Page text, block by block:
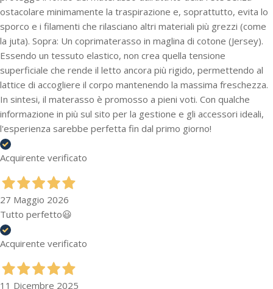
ostacolare minimamente la traspirazione e, soprattutto, evita lo
sporco e i filamenti che rilasciano altri materiali più grezzi (come
la juta). Sopra: Un coprimaterasso in maglina di cotone (Jersey).
Essendo un tessuto elastico, non crea quella tensione
superficiale che rende il letto ancora più rigido, permettendo al
lattice di accogliere il corpo mantenendo la massima freschezza.
In sintesi, il materasso è promosso a pieni voti. Con qualche
informazione in più sul sito per la gestione e gli accessori ideali,
l'esperienza sarebbe perfetta fin dal primo giorno!
Acquirente verificato
27 Maggio 2026
Tutto perfetto😃
Acquirente verificato
11 Dicembre 2025